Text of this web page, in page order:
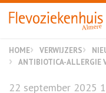
Almere
HOME VERWIJZERS
ANTIBIOTICA-ALLERGIE
22 september 2025